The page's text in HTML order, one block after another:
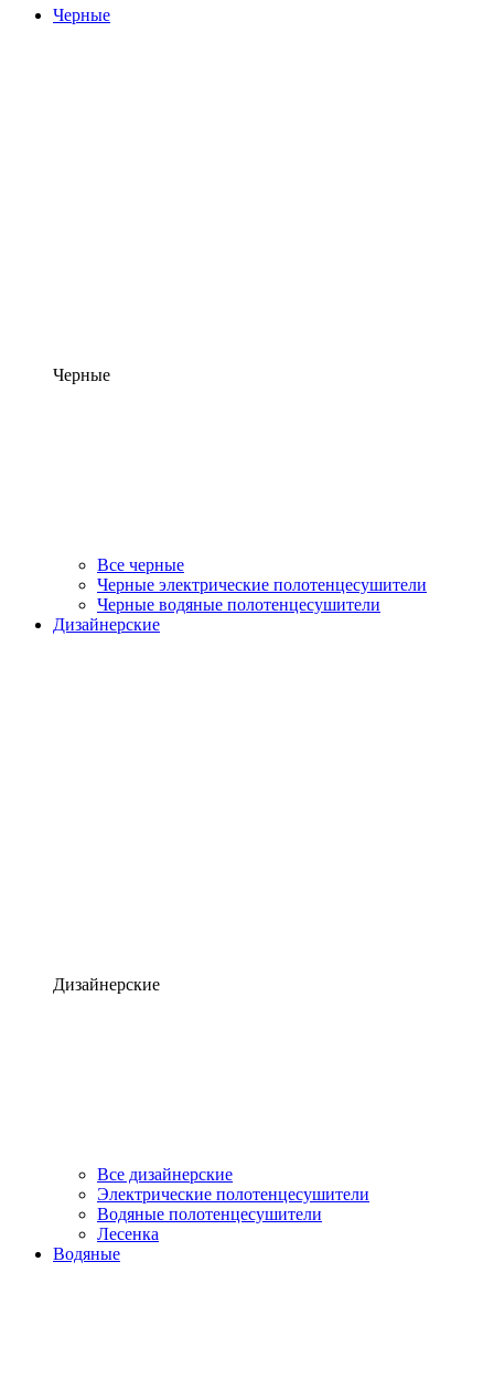
Черные
Черные
Все черные
Черные электрические полотенцесушители
Черные водяные полотенцесушители
Дизайнерские
Дизайнерские
Все дизайнерские
Электрические полотенцесушители
Водяные полотенцесушители
Лесенка
Водяные